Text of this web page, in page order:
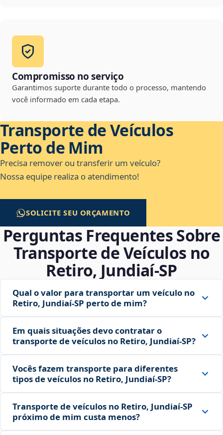
Compromisso no serviço
Garantimos suporte durante todo o processo, mantendo
você informado em cada etapa.
Transporte de Veículos
Perto de Mim
Precisa remover ou transferir um veículo?
Nossa equipe realiza o atendimento!
SOLICITE SEU ORÇAMENTO
Perguntas Frequentes Sobre
Transporte de Veículos no
Retiro, Jundiaí‑SP
Qual o valor para transportar um veículo no
Retiro, Jundiaí‑SP perto de mim?
Em quais situações devo contratar o
transporte de veículos no Retiro, Jundiaí‑SP?
Vocês fazem transporte para diferentes
tipos de veículos no Retiro, Jundiaí‑SP?
Transporte de veículos no Retiro, Jundiaí‑SP
próximo de mim custa menos?